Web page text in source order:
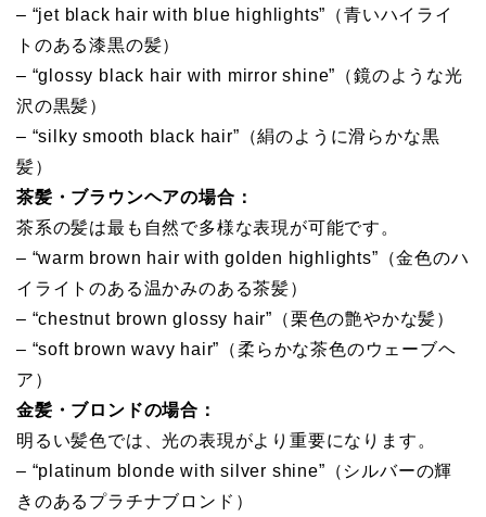
– “jet black hair with blue highlights”（青いハイライ
トのある漆黒の髪）
– “glossy black hair with mirror shine”（鏡のような光
沢の黒髪）
– “silky smooth black hair”（絹のように滑らかな黒
髪）
茶髪・ブラウンヘアの場合：
茶系の髪は最も自然で多様な表現が可能です。
– “warm brown hair with golden highlights”（金色のハ
イライトのある温かみのある茶髪）
– “chestnut brown glossy hair”（栗色の艶やかな髪）
– “soft brown wavy hair”（柔らかな茶色のウェーブヘ
ア）
金髪・ブロンドの場合：
明るい髪色では、光の表現がより重要になります。
– “platinum blonde with silver shine”（シルバーの輝
きのあるプラチナブロンド）